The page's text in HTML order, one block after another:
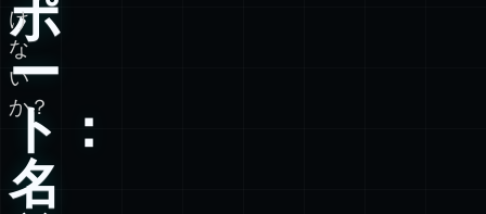
ポ
ー
ト：
名
け
な
い
か？